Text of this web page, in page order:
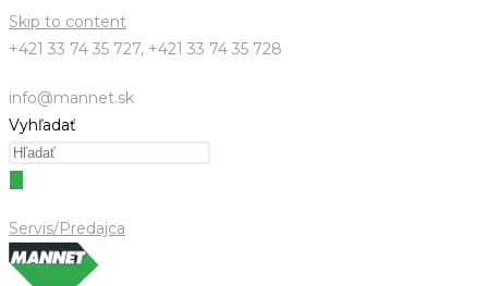
Skip to content
+421 33 74 35 727, +421 33 74 35 728
info@mannet.sk
Vyhľadať
Servis/Predajca